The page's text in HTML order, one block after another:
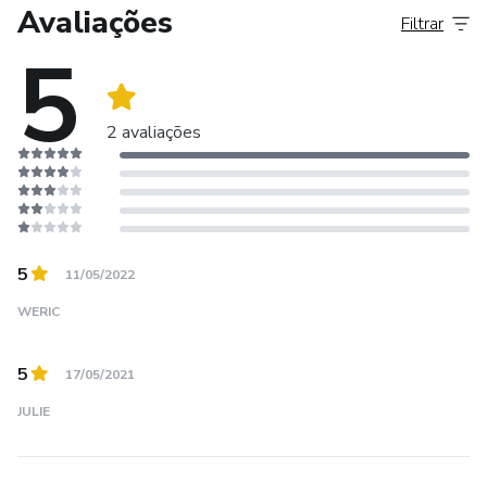
Avaliações
5 2 avaliações
Filtrar
5 11/05/2022
WERIC
5 17/05/2021
JULIE